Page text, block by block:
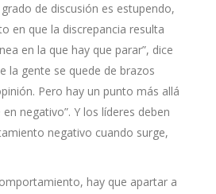
de discusión es estupendo,
en que la discrepancia resulta
en la que hay que parar”, dice
la gente se quede de brazos
Pero hay un punto más allá
negativo”. Y los líderes deben
negativo cuando surge,
hay que apartar a